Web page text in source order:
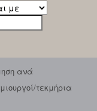
ανά
τεκμήρια